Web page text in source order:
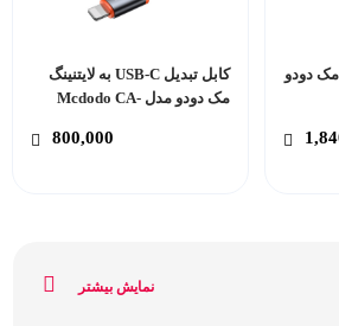
مک دودو
کابل تبدیل USB-C به لایتنینگ
مک دودو مدل Mcdodo CA-
800,000
نمایش بیشتر